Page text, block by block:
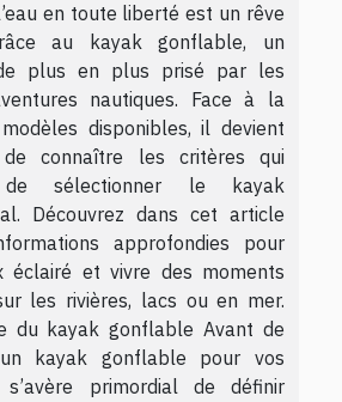
en toute liberté est un rêve
au kayak gonflable, un
plus en plus prisé par les
nautiques. Face à la
disponibles, il devient
de connaître les critères qui
de sélectionner le kayak
Découvrez dans cet article
approfondies pour
éclairé et vivre des moments
les rivières, lacs ou en mer.
du kayak gonflable Avant de
kayak gonflable pour vos
primordial de définir